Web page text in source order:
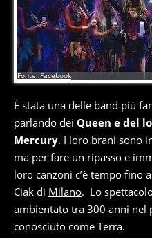
Fonte: Facebook
È stata una delle band più
parlando dei Queen e del
Mercury. I loro brani sono
ma per fare un ripasso e
loro canzoni c’è tempo fino
Ciak di Milano. Lo
ambientato tra 300 anni nel
conosciuto come Terra.